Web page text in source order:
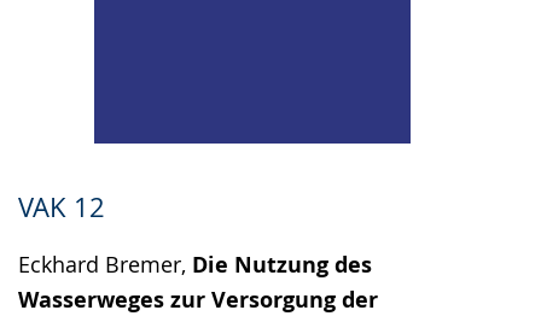
VAK 12
Eckhard Bremer, Die Nutzung des
Wasserweges zur Versorgung der